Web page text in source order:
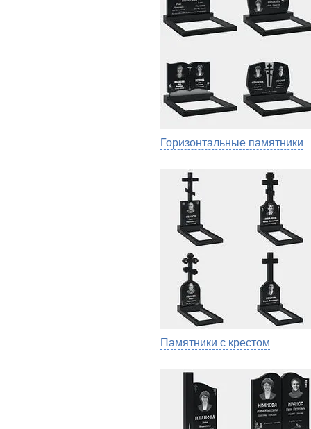
Горизонтальные памятники
Памятники с крестом